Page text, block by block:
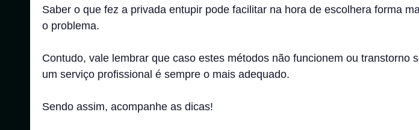
Saber o que fez a privada entupir pode facilitar na hora de escolhera forma
o problema.
Contudo, vale lembrar que caso estes métodos não funcionem ou transtorno
um serviço profissional é sempre o mais adequado.
Sendo assim, acompanhe as dicas!